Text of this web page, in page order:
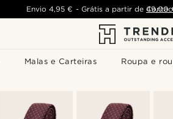
Malas e Carteiras Roupa e
Envio 4,95 € - Grátis a partir de 49,00